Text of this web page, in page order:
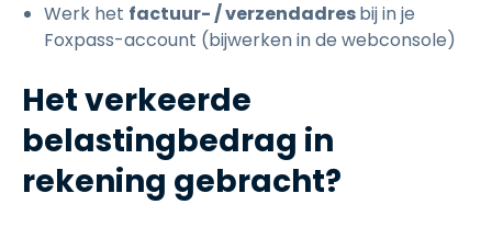
Werk het factuur- / verzendadresbij in je
Foxpass-account (bijwerken in de webconsole)
Het verkeerde
belastingbedrag in
rekening gebracht?